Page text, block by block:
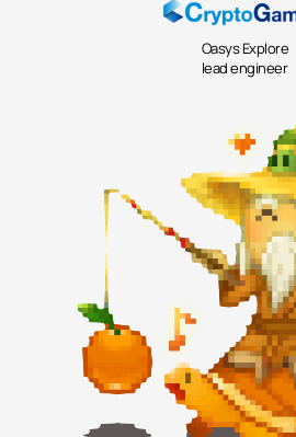
Oasys Explore
lead engineer